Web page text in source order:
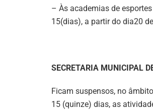
– Às academias de
15(dias), a partir do dia20
SECRETARIA MUNICIPAL
Ficam suspensos, no
15 (quinze) dias, as